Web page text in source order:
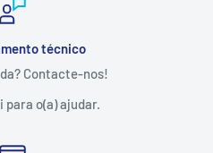
técnico
Contacte-nos!
para o(a) ajudar.